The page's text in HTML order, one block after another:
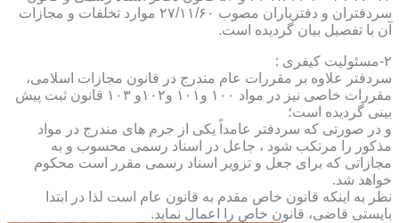
سردفتران و دفتریاران مصوب ۲۷/۱۱/۶۰ موارد تخلفات و مجازات
آن با تفصیل بیان گردیده است.
۲-مسئولیت کیفری :
سردفتر علاوه بر مقررات عام مندرج در قانون مجازات اسلامی،
مقررات خاصی نیز در مواد ۱۰۰ و۱۰۱ و۱۰۲و ۱۰۳ قانون ثبت پیش
بینی گردیده است؛
و در صورتی که سردفتر عامداً یکی از جرم های مندرج در مواد
مذکور را مرتکب شود ، جاعل در اسناد رسمی محسوب و به
مجازاتی که برای جعل و تزویر اسناد رسمی مقرر است محکوم
خواهد شد.
نظر به اینکه قانون خاص مقدم به قانون عام است لذا در ابتدا
بایستی قاضی، قانون خاص را اعمال نماید.